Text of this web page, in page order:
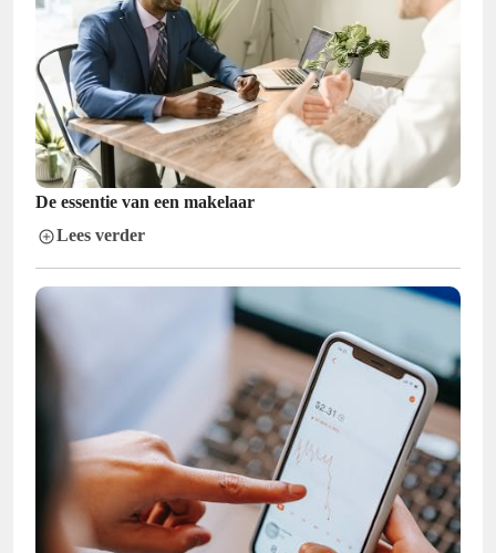
De essentie van een makelaar
Lees verder